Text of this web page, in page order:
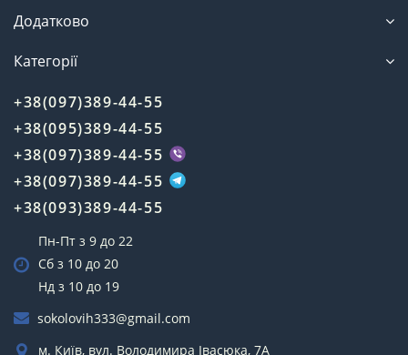
Додатково
Категорії
+38(097)389-44-55
+38(095)389-44-55
+38(097)389-44-55
+38(097)389-44-55
+38(093)389-44-55
Пн-Пт з 9 до 22
Сб з 10 до 20
Нд з 10 до 19
sokolovih333@gmail.com
м. Київ, вул. Володимира Івасюка, 7А